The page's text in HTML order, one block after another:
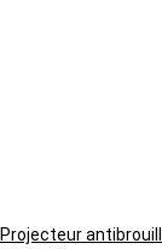
Projecteur